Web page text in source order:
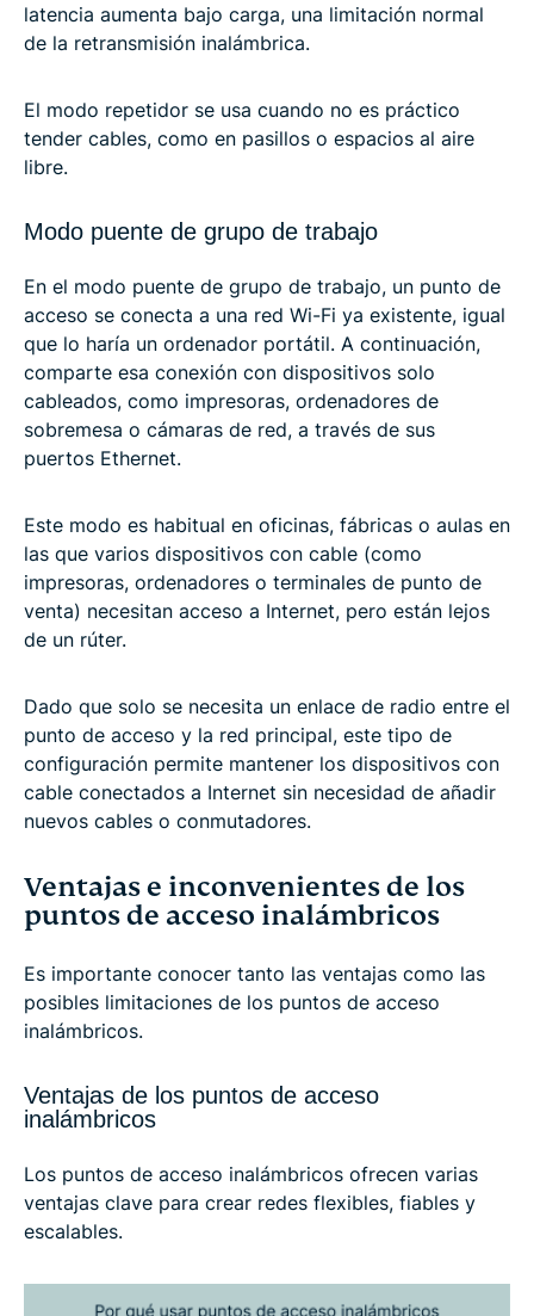
latencia aumenta bajo carga, una limitación normal
de la retransmisión inalámbrica.
El modo repetidor se usa cuando no es práctico
tender cables, como en pasillos o espacios al aire
libre.
Modo puente de grupo de trabajo
En el modo puente de grupo de trabajo, un punto de
acceso se conecta a una red Wi-Fi ya existente, igual
que lo haría un ordenador portátil. A continuación,
comparte esa conexión con dispositivos solo
cableados, como impresoras, ordenadores de
sobremesa o cámaras de red, a través de sus
puertos Ethernet.
Este modo es habitual en oficinas, fábricas o aulas en
las que varios dispositivos con cable (como
impresoras, ordenadores o terminales de punto de
venta) necesitan acceso a Internet, pero están lejos
de un rúter.
Dado que solo se necesita un enlace de radio entre el
punto de acceso y la red principal, este tipo de
configuración permite mantener los dispositivos con
cable conectados a Internet sin necesidad de añadir
nuevos cables o conmutadores.
Ventajas e inconvenientes de los
puntos de acceso inalámbricos
Es importante conocer tanto las ventajas como las
posibles limitaciones de los puntos de acceso
inalámbricos.
Ventajas de los puntos de acceso
inalámbricos
Los puntos de acceso inalámbricos ofrecen varias
ventajas clave para crear redes flexibles, fiables y
escalables.